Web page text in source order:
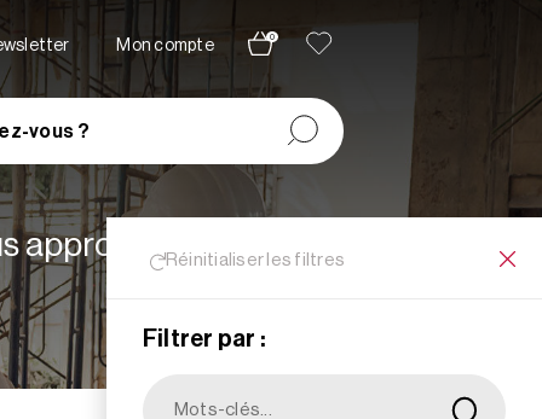
Mon compte
0
vous ?
Réinitialiser les filtres
Filtrer par :
appropriées à vos